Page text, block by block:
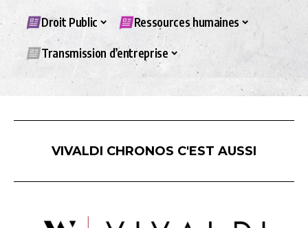
Droit Public Ressources humaines
Transmission d’entreprise
VIVALDI CHRONOS C'EST AUSSI